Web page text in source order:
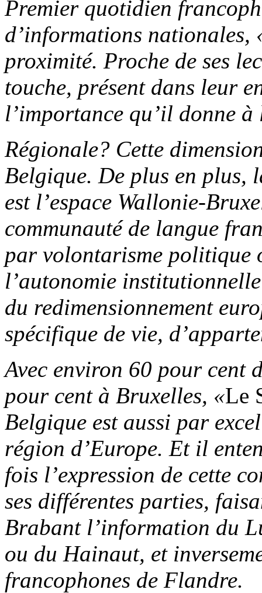
Premier quotidien
d’informations nationales,
proximité. Proche de ses
touche, présent dans leur
l’importance qu’il donne
Régionale? Cette
Belgique. De plus en plus,
est l’espace Wallonie-
communauté de langue
par volontarisme politique
l’autonomie
du redimensionnement
spécifique de vie,
Avec environ 60 pour cent
pour cent à Bruxelles, «Le
Belgique est aussi par
région d’Europe. Et il
fois l’expression de cette
ses différentes parties,
Brabant l’information du
ou du Hainaut, et
francophones de Flandre.